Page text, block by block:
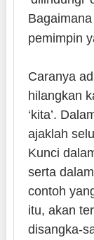
pemimpin
Caranya
hilangkan
‘kita’.
ajaklah
Kunci
serta
contoh
itu, akan
disangka-